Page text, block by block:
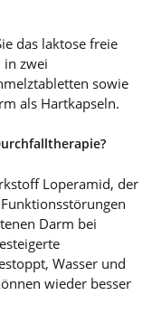
das laktose freie
zwei
sowie
als Hartkapseln.
Loperamid, der
Darm bei
Wasser und
wieder besser